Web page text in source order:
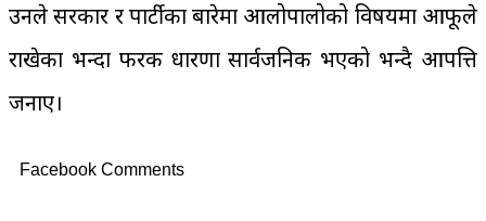
उनले सरकार र पार्टीका बारेमा आलोपालोको विषयमा आफूले
राखेका भन्दा फरक धारणा सार्वजनिक भएको भन्दै आपत्ति
जनाए।
Facebook Comments